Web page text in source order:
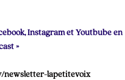
Instagram et Youtbube en
»
newsletter-lapetitevoix